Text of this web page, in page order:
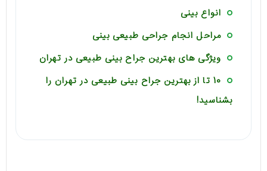
انواع بینی
مراحل انجام جراحی طبیعی بینی
ویژگی های بهترین جراح بینی طبیعی در تهران
10 تا از بهترین جراح بینی طبیعی در تهران را
بشناسید!